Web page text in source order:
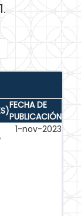
FECHA DE
PUBLICACIÓN
1-nov-2023